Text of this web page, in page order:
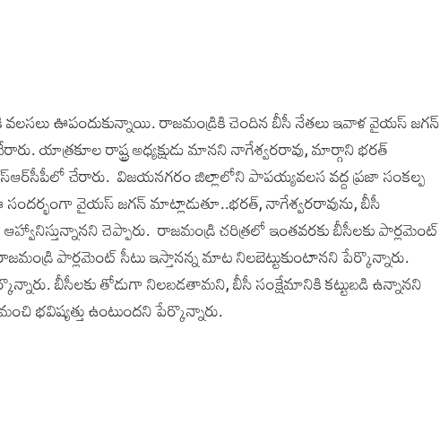
ఊపందుకున్నాయి. రాజమండ్రికి చెందిన బీసీ నేతలు ఇవాళ వైయస్‌ జగన్‌
యాత్ర‌కూల రాష్ట్ర అధ్య‌క్షుడు మానని నాగేశ్వరరావు, మార్గాని భరత్‌
చేరారు. విజయనగరం జిల్లాలోని పాపయ్యవలస వద్ద ప్రజా సంకల్ప
వైయస్‌ జగన్‌ మాట్లాడుతూ..భరత్, నాగేశ్వరరావును, బీసీ
చెప్పారు. రాజ‌మండ్రి చ‌రిత్ర‌లో ఇంత‌వ‌ర‌కు బీసీల‌కు పార్ల‌మెంట్
పార్ల‌మెంట్ సీటు ఇస్తాన‌న్న మాట నిల‌బెట్టుకుంటాన‌ని పేర్కొన్నారు.
బీసీలకు తోడుగా నిలబడతామని, బీసీ సంక్షేమానికి కట్టుబడి ఉన్నానని
భవిష్యత్తు ఉంటుందని పేర్కొన్నారు.